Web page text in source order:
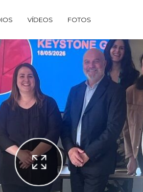
VÍDEOS FOTOS